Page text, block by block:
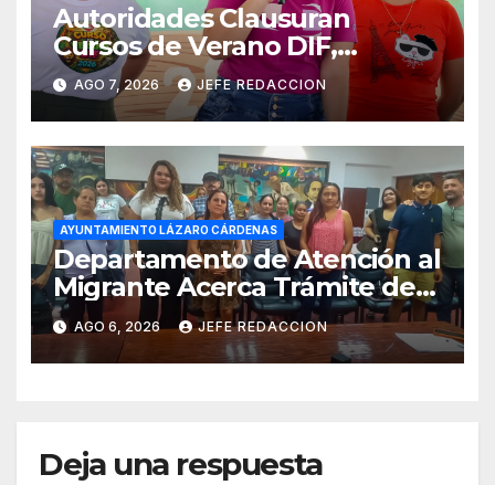
Autoridades Clausuran
Cursos de Verano DIF,
Seguridad Pública y Casa de
Cultura 2026
AGO 7, 2026 JEFE REDACCION
AYUNTAMIENTO LÁZARO CÁRDENAS
Departamento de Atención al
Migrante Acerca Trámite de
Pasaportes Estadounidenses
a Residentes de Lázaro
Cárdenas
AGO 6, 2026 JEFE REDACCION
Deja una respuesta